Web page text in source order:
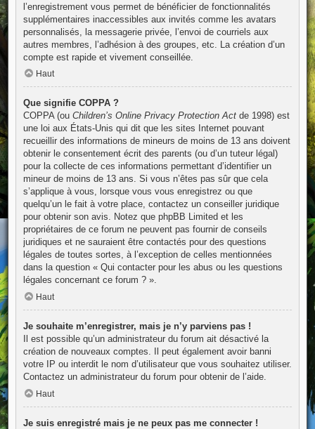
l’enregistrement vous permet de bénéficier de fonctionnalités
supplémentaires inaccessibles aux invités comme les avatars
personnalisés, la messagerie privée, l’envoi de courriels aux
autres membres, l’adhésion à des groupes, etc. La création d’un
compte est rapide et vivement conseillée.
Haut
Que signifie COPPA ?
COPPA (ou Children’s Online Privacy Protection Actde 1998) est
une loi aux États-Unis qui dit que les sites Internet pouvant
recueillir des informations de mineurs de moins de 13 ans doivent
obtenir le consentement écrit des parents (ou d’un tuteur légal)
pour la collecte de ces informations permettant d’identifier un
mineur de moins de 13 ans. Si vous n’êtes pas sûr que cela
s’applique à vous, lorsque vous vous enregistrez ou que
quelqu’un le fait à votre place, contactez un conseiller juridique
pour obtenir son avis. Notez que phpBB Limited et les
propriétaires de ce forum ne peuvent pas fournir de conseils
juridiques et ne sauraient être contactés pour des questions
légales de toutes sortes, à l’exception de celles mentionnées
dans la question « Qui contacter pour les abus ou les questions
légales concernant ce forum ? ».
Haut
Je souhaite m’enregistrer, mais je n’y parviens pas !
Il est possible qu’un administrateur du forum ait désactivé la
création de nouveaux comptes. Il peut également avoir banni
votre IP ou interdit le nom d’utilisateur que vous souhaitez utiliser.
Contactez un administrateur du forum pour obtenir de l’aide.
Haut
Je suis enregistré mais je ne peux pas me connecter !